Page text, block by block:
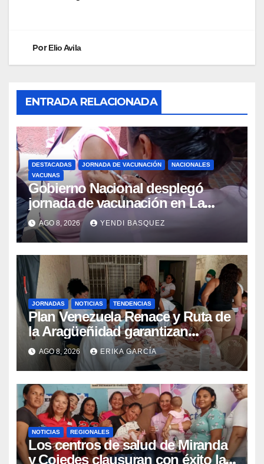
PorElio Avila
ENTRADA RELACIONADA
DESTACADAS JORNADA DE VACUNACIÓN
NACIONALES
VACUNAS
Gobierno Nacional desplegó
jornada de vacunación en La
Guaira para garantizar protección
epidemiológica
AGO 8, 2026 YENDI BASQUEZ
JORNADAS NOTICIAS TENDENCIAS
Plan Venezuela Renace y Ruta de
la Aragüeñidad garantizan
atención médica integral en
Aragua
AGO 8, 2026 ERIKA GARCÍA
NOTICIAS REGIONALES
Los centros de salud de Miranda
y Cojedes clausuran con éxito la